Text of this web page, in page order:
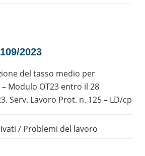
2023
del tasso medio per
Modulo OT23 entro il 28
Serv. Lavoro Prot. n. 125 – LD/cp
/ Problemi del lavoro